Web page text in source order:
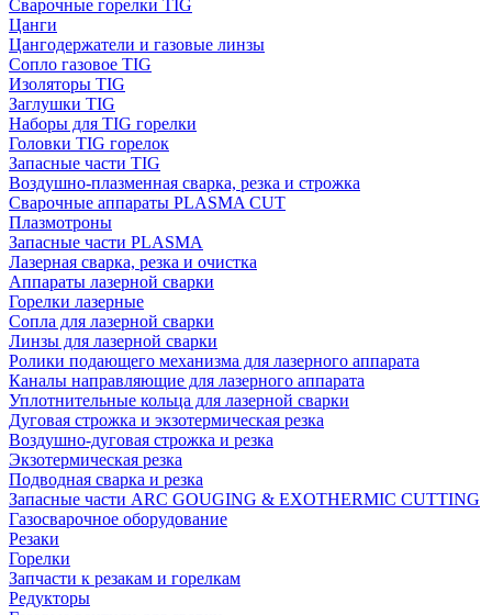
Сварочные горелки TIG
Цанги
Цангодержатели и газовые линзы
Сопло газовое TIG
Изоляторы TIG
Заглушки TIG
Наборы для TIG горелки
Головки TIG горелок
Запасные части TIG
Воздушно-плазменная сварка, резка и строжка
Сварочные аппараты PLASMA CUT
Плазмотроны
Запасные части PLASMA
Лазерная сварка, резка и очистка
Аппараты лазерной сварки
Горелки лазерные
Сопла для лазерной сварки
Линзы для лазерной сварки
Ролики подающего механизма для лазерного аппарата
Каналы направляющие для лазерного аппарата
Уплотнительные кольца для лазерной сварки
Дуговая строжка и экзотермическая резка
Воздушно-дуговая строжка и резка
Экзотермическая резка
Подводная сварка и резка
Запасные части ARC GOUGING & EXOTHERMIC CUTTING
Газосварочное оборудование
Резаки
Горелки
Запчасти к резакам и горелкам
Редукторы